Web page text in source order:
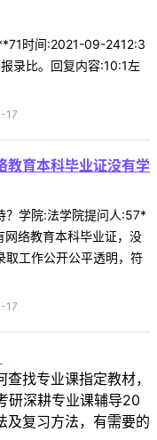
时间:2021-09-2412:3
录比。回复内容:10:1左
17
教育本科毕业证没有学
？学院:法学院提问人:57*
络教育本科毕业证，没
取工作公开公平透明，符
17
找专业课指定教材，
研深耕专业课辅导20
及复习方法，有需要的